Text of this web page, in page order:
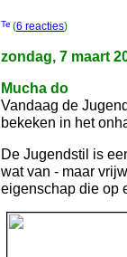
(6 reacties)
zondag, 7 maart
Mucha do
Vandaag de
bekeken in het
De Jugendstil is
wat van - maar
eigenschap die op